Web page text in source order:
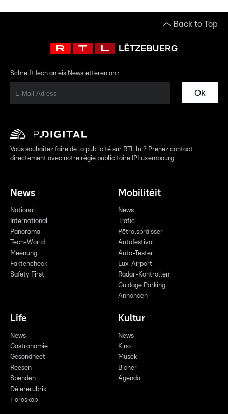
Back to Top
Schreift Iech an eis Newsletteren an :
Ok
Vous souhaitez faire de la publicité sur RTL.lu ? Prenez contact
directement avec notre régie publicitaire IPLuxembourg
News
National
International
Panorama
Tech-World
Meenung
Faktencheck
Safety First
Mobilitéit
News
Trafic
Pëtrolspräisser
Autofestival
Auto-Tester
Lux-Airport
Radar-Kontrollen
Guidage Parking
Annoncen
Life
News
Gastronomie
Gesondheet
Reesen
Spenden
Déiererubrik
Horoskop
Kultur
News
Kino
Musek
Bicher
Agenda